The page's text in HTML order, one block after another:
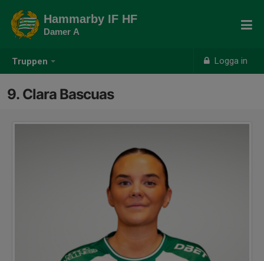
Truppen Logga in
Hammarby IF HF
Damer A
9. Clara Bascuas